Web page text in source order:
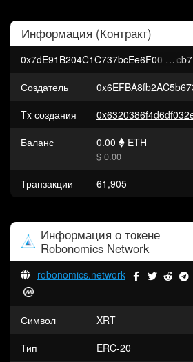
Информация (Контракт)
cb7
Создатель
Tx создания
Баланс
0.00 ETH
$ 0.00
Транзакции 61,905
Информация о токене
Robonomics Network
robonomics.network
Символ
XRT
Тип
ERC-20